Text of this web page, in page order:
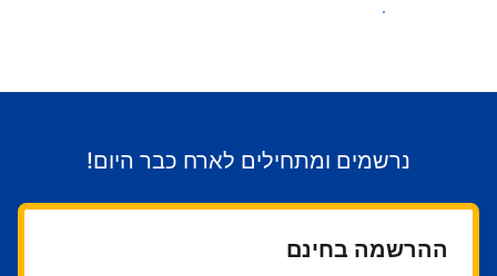
התחילו לקבל אורחים
נרשמים ומתחילים לארח כבר היום!
ההרשמה בחינם